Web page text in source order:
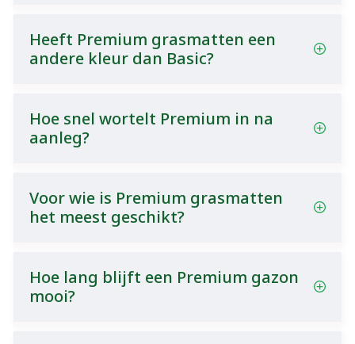
Heeft Premium grasmatten een
andere kleur dan Basic?
Hoe snel wortelt Premium in na
aanleg?
Voor wie is Premium grasmatten
het meest geschikt?
Hoe lang blijft een Premium gazon
mooi?